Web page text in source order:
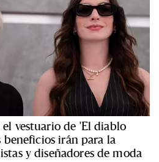
vestuario de 'El diablo
beneficios irán para la
y diseñadores de moda